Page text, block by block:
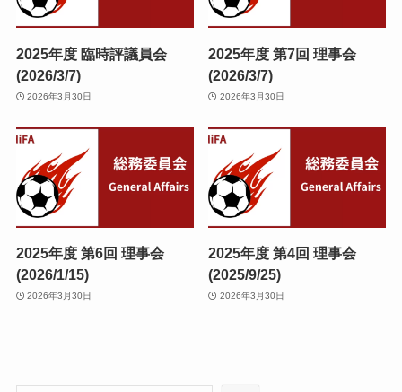
2025年度 臨時評議員会
(2026/3/7)
2026年3月30日
2025年度 第7回 理事会
(2026/3/7)
2026年3月30日
2025年度 第6回 理事会
(2026/1/15)
2026年3月30日
2025年度 第4回 理事会
(2025/9/25)
2026年3月30日